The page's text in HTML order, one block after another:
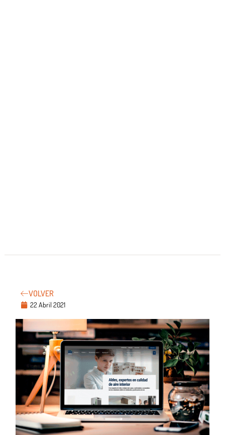
VOLVER
22 Abril 2021